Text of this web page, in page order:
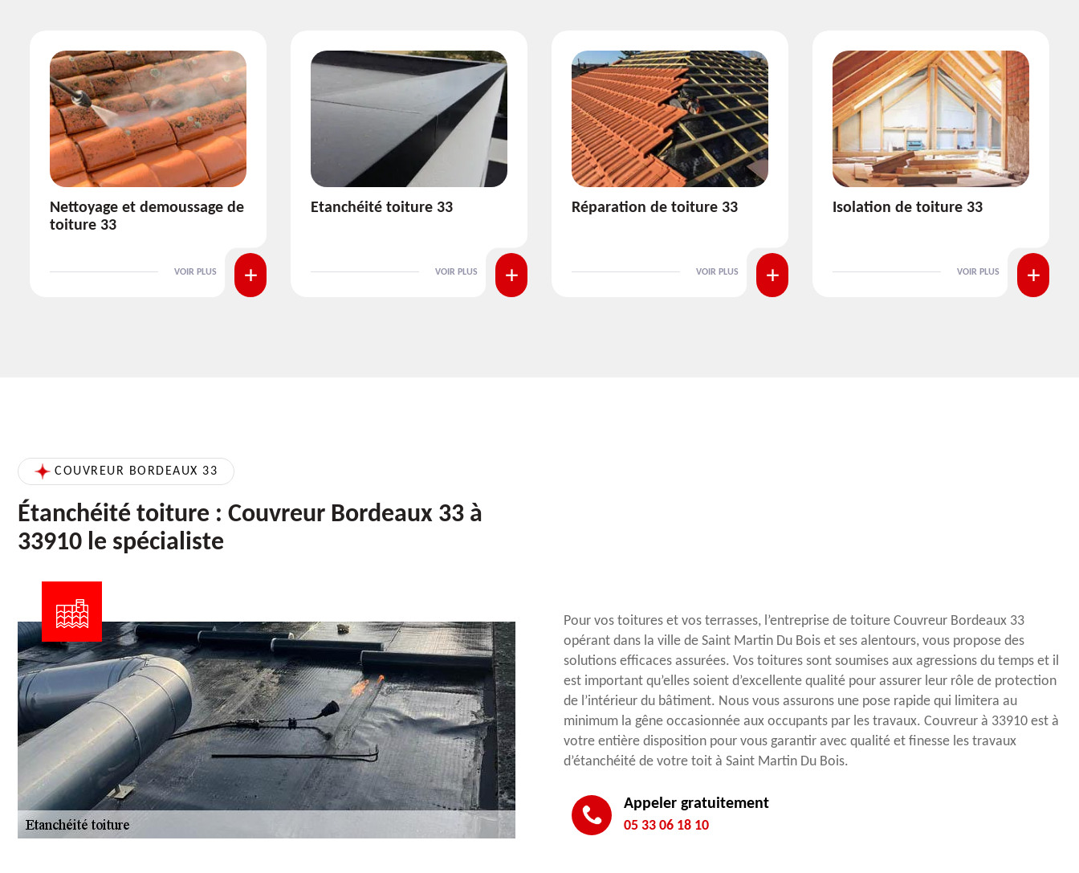
Etanchéité toiture 33
VOIR PLUS
Réparation de toiture 33
VOIR PLUS
Isolation de toiture 33
VOIR PLUS
Pose et nettoyage de
VOIR PLUS
COUVREUR BORDEAUX 33
Étanchéité toiture : Couvreur Bordeaux 33 à
33910 le spécialiste
Pour vos toitures et vos terrasses, l’entreprise de toiture Couvreur Bordeaux 33
opérant dans la ville de Saint Martin Du Bois et ses alentours, vous propose des
solutions efficaces assurées. Vos toitures sont soumises aux agressions du temps et il
est important qu’elles soient d’excellente qualité pour assurer leur rôle de protection
de l’intérieur du bâtiment. Nous vous assurons une pose rapide qui limitera au
minimum la gêne occasionnée aux occupants par les travaux. Couvreur à 33910 est à
votre entière disposition pour vous garantir avec qualité et finesse les travaux
d’étanchéité de votre toit à Saint Martin Du Bois.
Appeler gratuitement
05 33 06 18 10